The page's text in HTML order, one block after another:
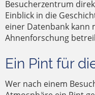
Besucherzentrum
Einblick in die
einer Datenbank kann
Ahnenforschung
Ein Pint für
Wer nach einem